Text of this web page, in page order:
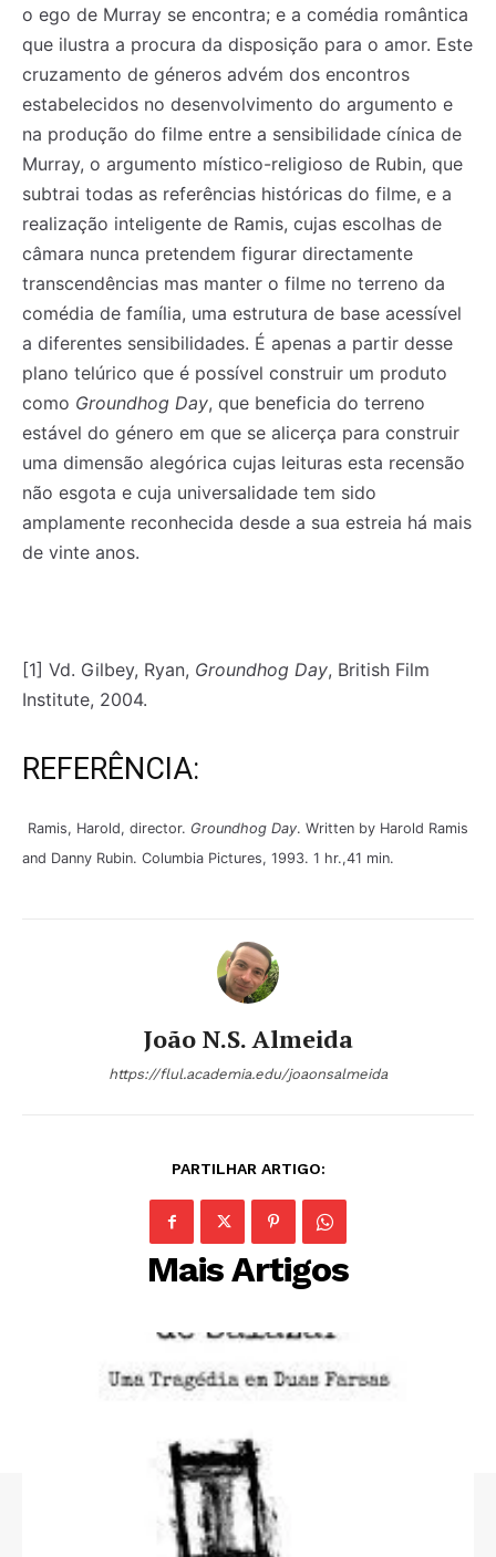
o ego de Murray se encontra; e a comédia romântica
que ilustra a procura da disposição para o amor. Este
cruzamento de géneros advém dos encontros
estabelecidos no desenvolvimento do argumento e
na produção do filme entre a sensibilidade cínica de
Murray, o argumento místico-religioso de Rubin, que
subtrai todas as referências históricas do filme, e a
realização inteligente de Ramis, cujas escolhas de
câmara nunca pretendem figurar directamente
transcendências mas manter o filme no terreno da
comédia de família, uma estrutura de base acessível
a diferentes sensibilidades. É apenas a partir desse
plano telúrico que é possível construir um produto
como Groundhog Day, que beneficia do terreno
estável do género em que se alicerça para construir
uma dimensão alegórica cujas leituras esta recensão
não esgota e cuja universalidade tem sido
amplamente reconhecida desde a sua estreia há mais
de vinte anos.
[1] Vd. Gilbey, Ryan, Groundhog Day, British Film
Institute, 2004.
REFERÊNCIA:
Ramis, Harold, director. Groundhog Day. Written by Harold Ramis
and Danny Rubin. Columbia Pictures, 1993. 1 hr.,41 min.
João N.S. Almeida
https://flul.academia.edu/joaonsalmeida
PARTILHAR ARTIGO:
Mais Artigos